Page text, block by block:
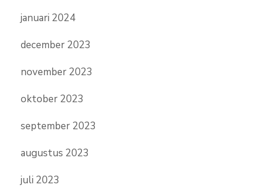
januari 2024
december 2023
november 2023
oktober 2023
september 2023
augustus 2023
juli 2023